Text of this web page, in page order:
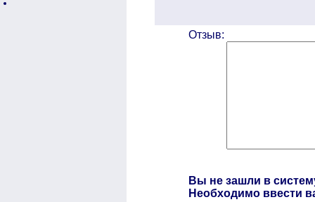
Отзыв:
Вы не зашли в
Необходимо ввести